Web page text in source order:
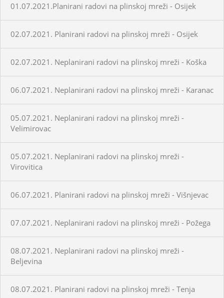
01.07.2021.Planirani radovi na plinskoj mreži - Osijek
02.07.2021. Planirani radovi na plinskoj mreži - Osijek
02.07.2021. Neplanirani radovi na plinskoj mreži - Koška
06.07.2021. Neplanirani radovi na plinskoj mreži - Karanac
05.07.2021. Neplanirani radovi na plinskoj mreži -
Velimirovac
05.07.2021. Neplanirani radovi na plinskoj mreži -
Virovitica
06.07.2021. Planirani radovi na plinskoj mreži - Višnjevac
07.07.2021. Neplanirani radovi na plinskoj mreži - Požega
08.07.2021. Neplanirani radovi na plinskoj mreži -
Beljevina
08.07.2021. Planirani radovi na plinskoj mreži - Tenja